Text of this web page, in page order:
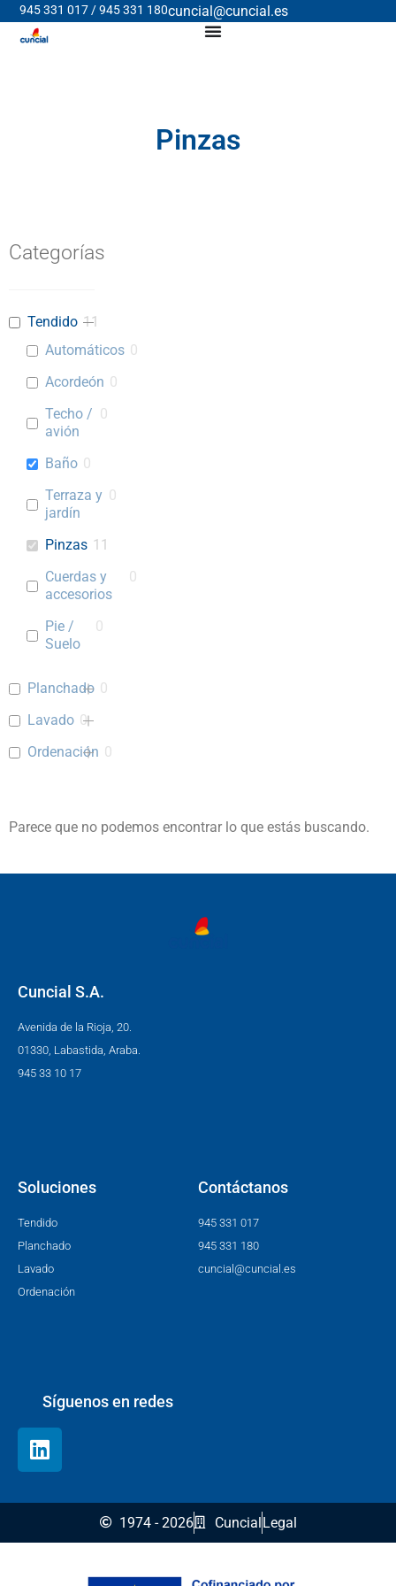
945 331 017 / 945 331 180cuncial@cuncial.es
Pinzas
Categorías
Tendido 11
Automáticos 0
Acordeón 0
Techo /
avión
0
Baño 0
Terraza y
jardín
0
Pinzas 11
Cuerdas y
accesorios
0
Pie /
Suelo
0
Planchado 0
Lavado 0
Ordenación 0
Parece que no podemos encontrar lo que estás buscando.
Cuncial S.A.
Avenida de la Rioja, 20.
01330, Labastida, Araba.
945 33 10 17
Soluciones
Tendido
Planchado
Lavado
Ordenación
Contáctanos
945 331 017
945 331 180
cuncial@cuncial.es
Síguenos en redes
1974 - 2026 CuncialLegal